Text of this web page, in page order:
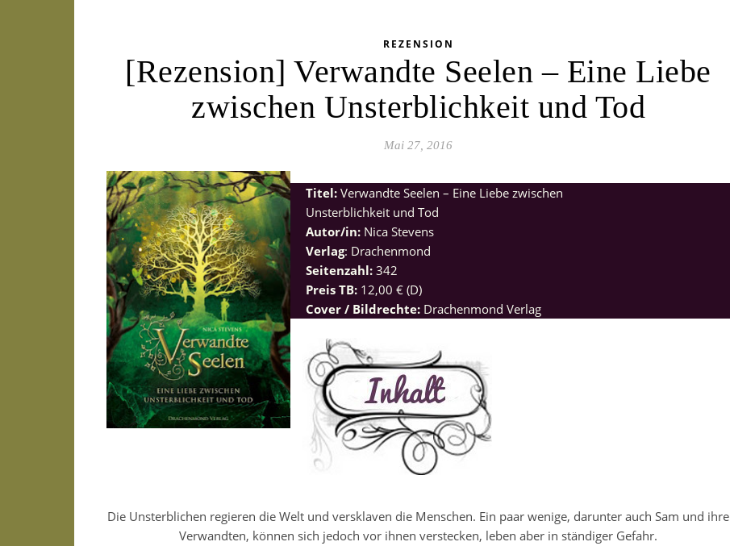
REZENSION
[Rezension] Verwandte Seelen – Eine Liebe
zwischen Unsterblichkeit und Tod
Mai 27, 2016
Titel: Verwandte Seelen – Eine Liebe zwischen
Unsterblichkeit und Tod
Autor/in: Nica Stevens
Verlag: Drachenmond
Seitenzahl: 342
Preis TB: 12,00 € (D)
Cover / Bildrechte: Drachenmond Verlag
Die Unsterblichen regieren die Welt und versklaven die Menschen. Ein paar wenige, darunter auch Sam und ihre
Verwandten, können sich jedoch vor ihnen verstecken, leben aber in ständiger Gefahr.